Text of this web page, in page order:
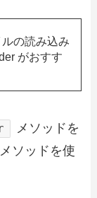
ルの読み込み
がおすす
メソッドを
ソッドを使